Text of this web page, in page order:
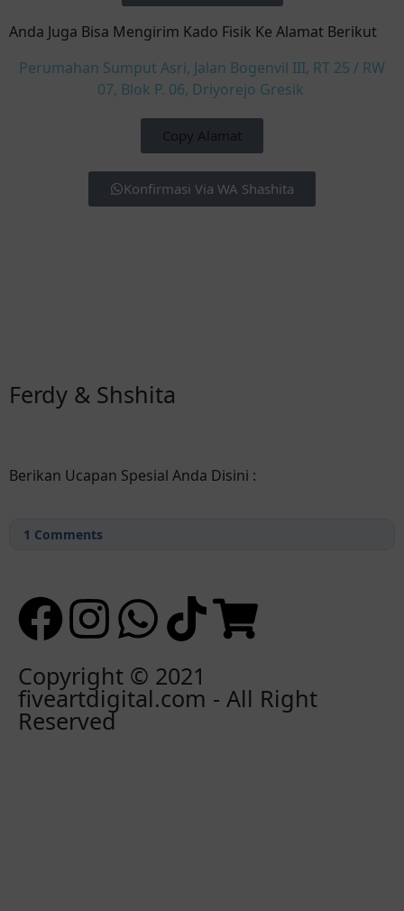
Anda Juga Bisa Mengirim Kado Fisik Ke Alamat Berikut
Perumahan Sumput Asri, Jalan Bogenvil III, RT 25 / RW
07, Blok P. 06, Driyorejo Gresik
Copy Alamat
Konfirmasi Via WA Shashita
Ferdy & Shshita
Berikan Ucapan Spesial Anda Disini :
1 Comments
Copyright © 2021
fiveartdigital.com - All Right
Reserved